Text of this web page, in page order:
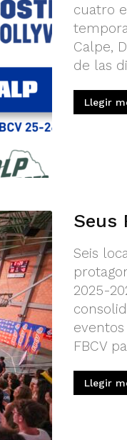
cuatro
Calpe,
de las
Llegir
Seus
Seis
2025-
FBCV
Llegir